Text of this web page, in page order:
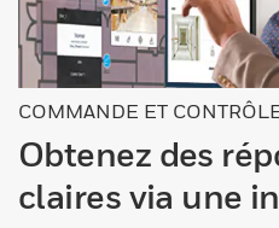
COMMANDE ET
Obtenez des
claires via une